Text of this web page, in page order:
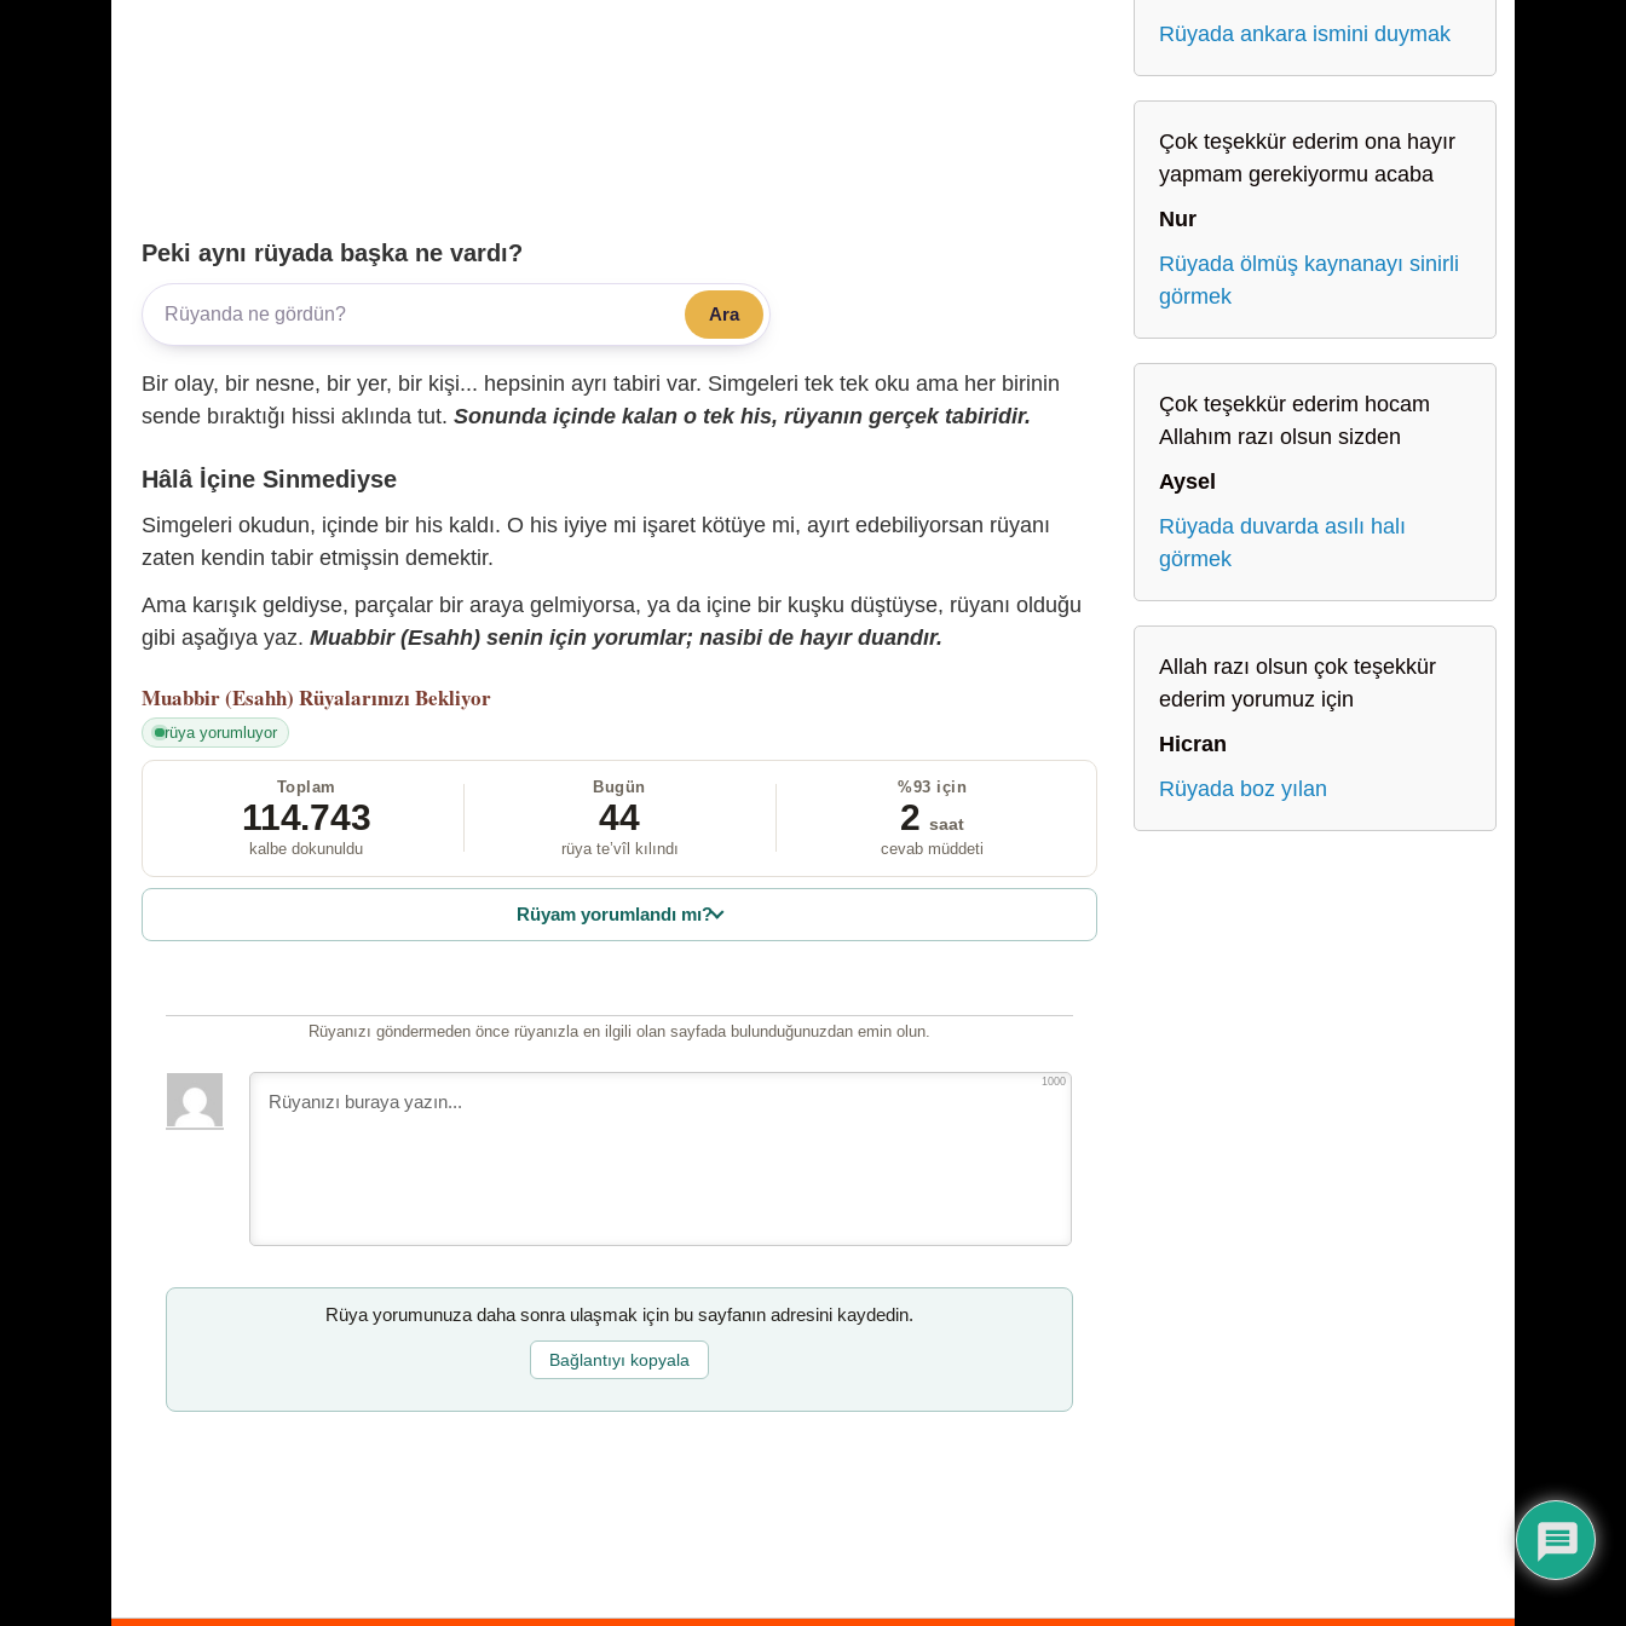
Peki aynı rüyada başka ne vardı?
Ara
Bir olay, bir nesne, bir yer, bir kişi... hepsinin ayrı tabiri var. Simgeleri tek tek oku ama her birinin
sende bıraktığı hissi aklında tut. Sonunda içinde kalan o tek his, rüyanın gerçek tabiridir.
Hâlâ İçine Sinmediyse
Simgeleri okudun, içinde bir his kaldı. O his iyiye mi işaret kötüye mi, ayırt edebiliyorsan rüyanı
zaten kendin tabir etmişsin demektir.
Ama karışık geldiyse, parçalar bir araya gelmiyorsa, ya da içine bir kuşku düştüyse, rüyanı olduğu
gibi aşağıya yaz. Muabbir (Esahh) senin için yorumlar; nasibi de hayır duandır.
Muabbir (Esahh) Rüyalarınızı Bekliyor
rüya yorumluyor
Toplam
114.743
kalbe dokunuldu
Bugün
44
rüya te’vîl kılındı
%93 için
2 saat
cevab müddeti
Rüyam yorumlandı mı?
Rüyanızı göndermeden önce rüyanızla en ilgili olan sayfada bulunduğunuzdan emin olun.
1000
Rüya yorumunuza daha sonra ulaşmak için bu sayfanın adresini kaydedin.
Bağlantıyı kopyala
Rüyada ankara ismini duymak
Çok teşekkür ederim ona hayır
yapmam gerekiyormu acaba
Nur
Rüyada ölmüş kaynanayı sinirli
görmek
Çok teşekkür ederim hocam
Allahım razı olsun sizden
Aysel
Rüyada duvarda asılı halı
görmek
Allah razı olsun çok teşekkür
ederim yorumuz için
Hicran
Rüyada boz yılan